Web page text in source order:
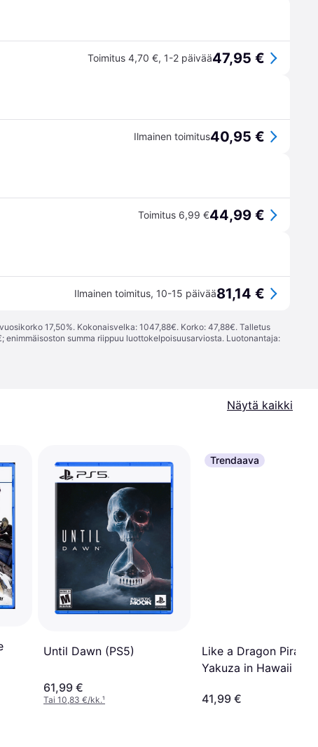
Toimitus 4,70 €, 1-2 päivää47,95 €
Ilmainen toimitus40,95 €
Toimitus 6,99 €44,99 €
Ilmainen toimitus, 10-15 päivää81,14 €
17,50%. Kokonaisvelka: 1047,88€. Korko: 47,88€. Talletus
summa riippuu luottokelpoisuusarviosta. Luotonantaja:
Näytä kaikki
Until Dawn (PS5)
61,99 €
Tai 10,83 €/kk.¹
Trendaava
Like a Dragon Pirate
Yakuza in Hawaii
41,99 €